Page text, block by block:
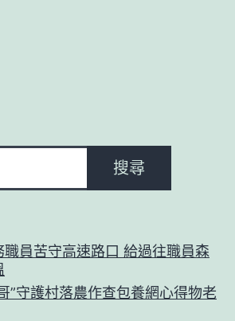
搜尋
員苦守高速路口 給過往職員森
”守護村落農作查包養網心得物老